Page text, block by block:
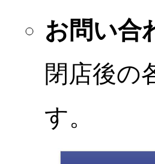
お問い合
閉店後の
す。